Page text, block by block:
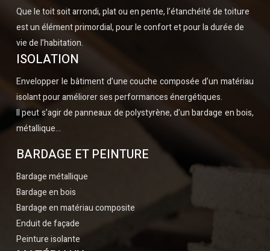
Que le toit soit arrondi, plat ou en pente, l’étanchéité de toiture
est un élément primordial, pour le confort et pour la durée de
vie de l’habitation.
ISOLATION
Envelopper le bâtiment d’une couche composée d’un matériau
isolant pour améliorer ses performances énergétiques.
Il peut s’agir de panneaux de polystyrène, d’un bardage en bois,
métallique…
BARDAGE ET PEINTURE
Bardage métallique
Bardage en bois
Bardage en matériau composite
Enduit de façade
Peinture isolante